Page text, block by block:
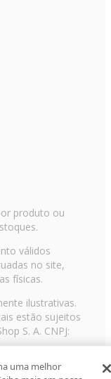
produto ou
válidos
no site,
físicas.
ilustrativas.
estão sujeitos
S. A. CNPJ:
Carandiru, São
uma melhor